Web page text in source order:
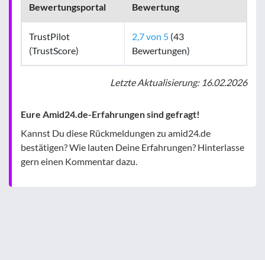
Bewertungsportal Bewertung
TrustPilot
(TrustScore)
2,7 von 5 (43
Bewertungen)
Letzte Aktualisierung: 16.02.2026
Eure Amid24.de-Erfahrungen sind gefragt!
Kannst Du diese Rückmeldungen zu amid24.de
bestätigen? Wie lauten Deine Erfahrungen? Hinterlasse
gern einen Kommentar dazu.